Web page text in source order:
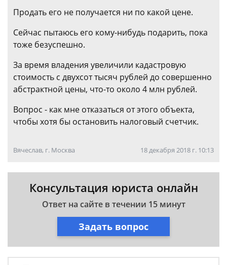
Продать его не получается ни по какой цене.
Сейчас пытаюсь его кому-нибудь подарить, пока
тоже безуспешно.
За время владения увеличили кадастровую
стоимость c двухсот тысяч рублей до совершенно
абстрактной цены, что-то около 4 млн рублей.
Вопрос - как мне отказаться от этого объекта,
чтобы хотя бы остановить налоговый счетчик.
Вячеслав, г. Москва 18 декабря 2018 г. 10:13
Консультация юриста онлайн
Ответ на сайте в течении 15 минут
Задать вопрос